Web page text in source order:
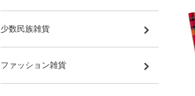
少数民族雑貨
ファッション雑貨